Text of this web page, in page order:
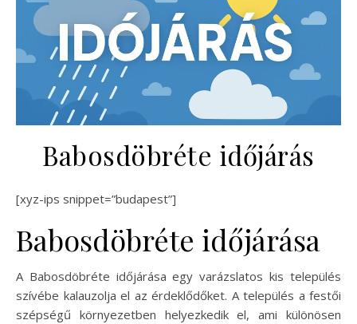
Babosdöbréte időjárás
[xyz-ips snippet=”budapest”]
Babosdöbréte időjárása
A Babosdöbréte időjárása egy varázslatos kis település
szívébe kalauzolja el az érdeklődőket. A település a festői
szépségű környezetben helyezkedik el, ami különösen